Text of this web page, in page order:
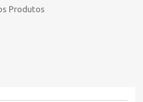
Produtos